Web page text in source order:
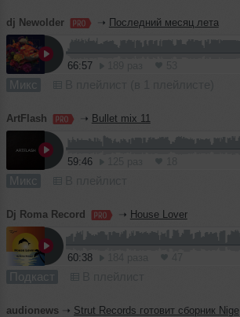
dj Newolder ➝ Последний месяц лета
66:57
Микс
ArtFlash ➝ Bullet mix 11
59:46
Микс
Dj Roma Record ➝ House Lover
60:38
Подкаст
audionews ➝ Strut Records готовит сборник Nigeria 80 с редкими нигерийскими треками 1980-х